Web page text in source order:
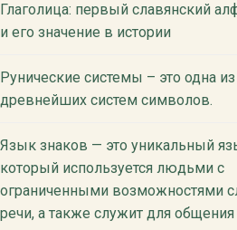
Глаголица: первый славянский
и его значение в истории
Рунические системы – это одна из
древнейших систем символов.
Язык знаков — это уникальный
который используется людьми с
ограниченными возможностями
речи, а также служит для общения